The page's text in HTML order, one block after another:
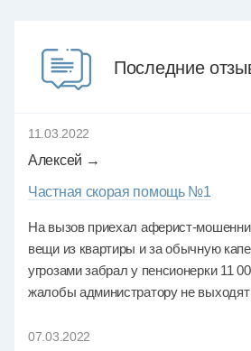
Последние
11.03.2022
Алексей →
Частная скорая помощь №1
На вызов приехал аферист-
вещи из квартиры и за обычную
угрозами забрал у пенсионерки 11
жалобы администратору не выходят
07.03.2022